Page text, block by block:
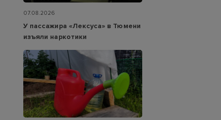
07.08.2026
У пассажира «Лексуса» в Тюмени
изъяли наркотики